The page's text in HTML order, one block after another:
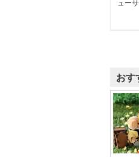
ュー
おす